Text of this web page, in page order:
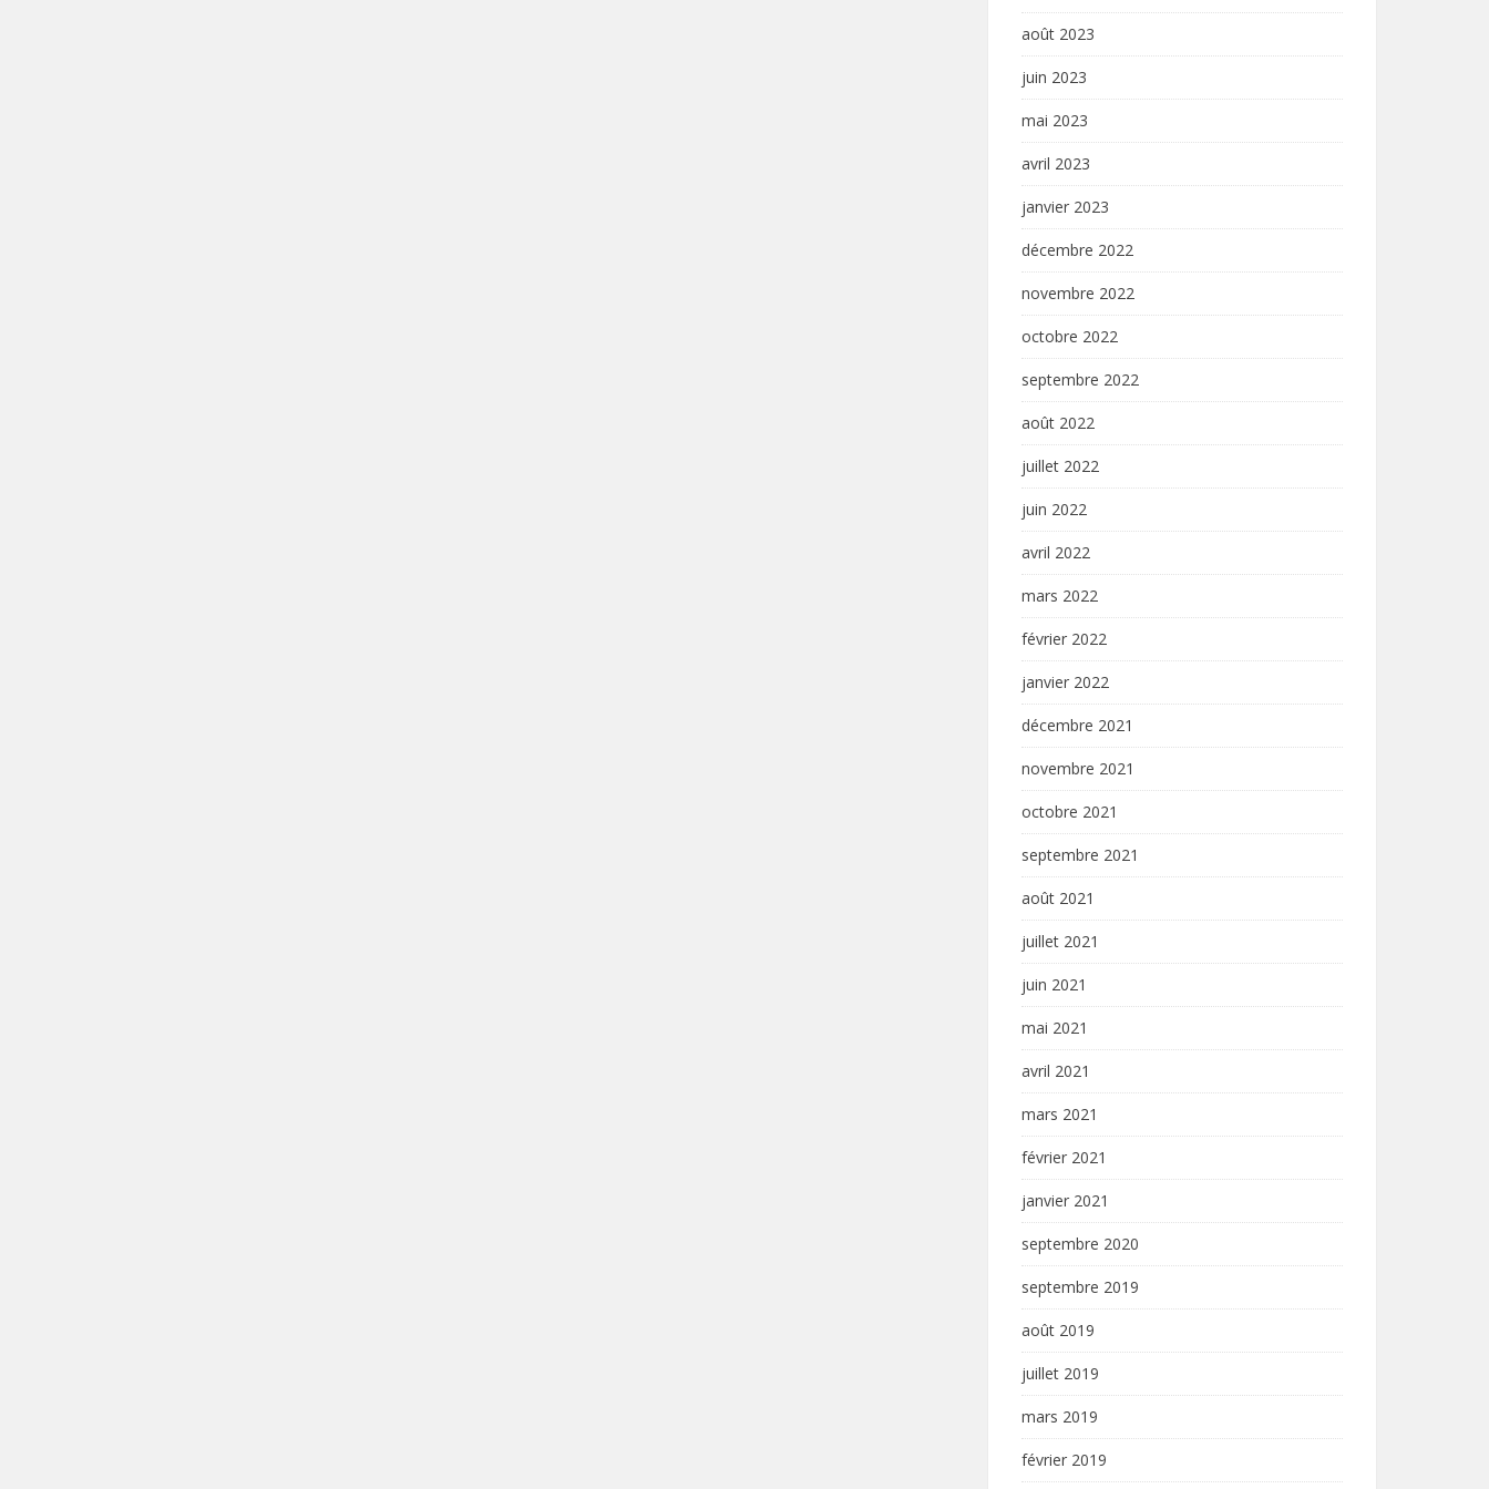
août 2023
juin 2023
mai 2023
avril 2023
janvier 2023
décembre 2022
novembre 2022
octobre 2022
septembre 2022
août 2022
juillet 2022
juin 2022
avril 2022
mars 2022
février 2022
janvier 2022
décembre 2021
novembre 2021
octobre 2021
septembre 2021
août 2021
juillet 2021
juin 2021
mai 2021
avril 2021
mars 2021
février 2021
janvier 2021
septembre 2020
septembre 2019
août 2019
juillet 2019
mars 2019
février 2019